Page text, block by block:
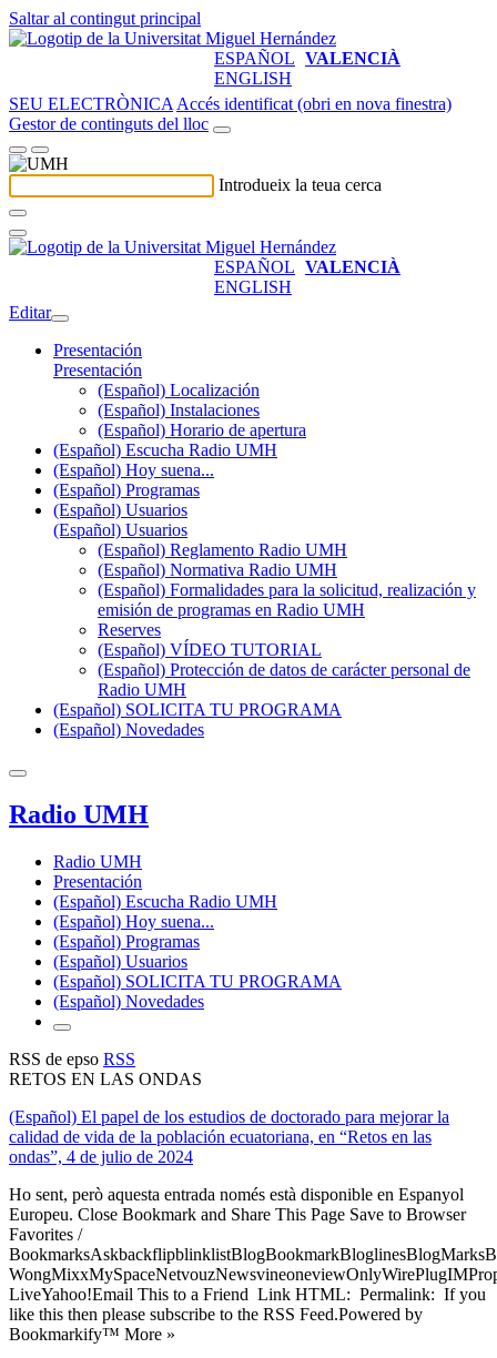
Saltar al contingut principal
ESPAÑOL VALENCIÀ
ENGLISH
SEU ELECTRÒNICA Accés identificat (obri en nova finestra)
Gestor de continguts del lloc
Introdueix la teua cerca
ESPAÑOL VALENCIÀ
ENGLISH
Editar
Presentación
Presentación
(Español) Localización
(Español) Instalaciones
(Español) Horario de apertura
(Español) Escucha Radio UMH
(Español) Hoy suena...
(Español) Programas
(Español) Usuarios
(Español) Usuarios
(Español) Reglamento Radio UMH
(Español) Normativa Radio UMH
(Español) Formalidades para la solicitud, realización y
emisión de programas en Radio UMH
Reserves
(Español) VÍDEO TUTORIAL
(Español) Protección de datos de carácter personal de
Radio UMH
(Español) SOLICITA TU PROGRAMA
(Español) Novedades
Radio UMH
Radio UMH
Presentación
(Español) Escucha Radio UMH
(Español) Hoy suena...
(Español) Programas
(Español) Usuarios
(Español) SOLICITA TU PROGRAMA
(Español) Novedades
RSS de epso RSS
RETOS EN LAS ONDAS
(Español) El papel de los estudios de doctorado para mejorar la
calidad de vida de la población ecuatoriana, en “Retos en las
ondas”, 4 de julio de 2024
Ho sent, però aquesta entrada només està disponible en Espanyol
Europeu. Close Bookmark and Share This Page Save to Browser
Favorites /
LiveYahoo!Email This to a Friend Link HTML: Permalink: If you
like this then please subscribe to the RSS Feed.Powered by
Bookmarkify™ More »